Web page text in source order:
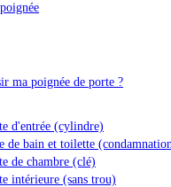
ma poignée de porte ?
d'entrée (cylindre)
de bain et toilette
de chambre (clé)
intérieure (sans trou)